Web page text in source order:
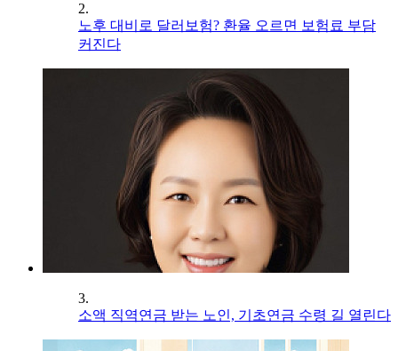
2.
노후 대비로 달러보험? 환율 오르면 보험료 부담
커진다
3.
소액 직역연금 받는 노인, 기초연금 수령 길 열린다